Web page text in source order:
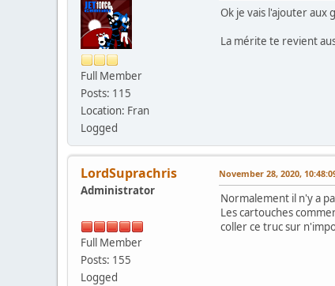
Full Member
Posts: 115
Location: Fran
Logged
Ok je vais l'ajouter aux
La mérite te revient
LordSuprachris
Administrator
Full Member
Posts: 155
Logged
November 28, 2020,
Normalement il n'y a
Les cartouches
coller ce truc sur